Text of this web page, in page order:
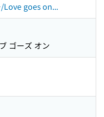
Love goes on...
ゴーズ オン